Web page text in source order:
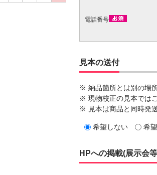
電話番号
見本の送付
※ 納品箇所とは別の場
※ 現物校正の見本では
※ 見本は商品と同時発
希望しない 希
HPへの掲載(展示会